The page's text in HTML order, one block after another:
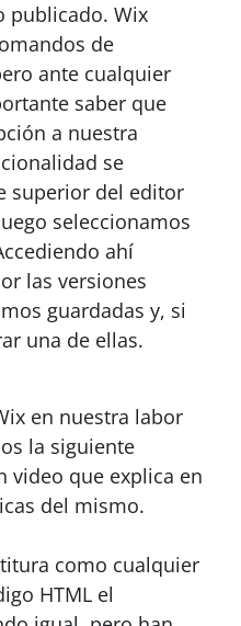
publicado. Wix
de
ante cualquier
saber que
a nuestra
se
superior del editor
seleccionamos
ahí
las versiones
guardadas y, si
una de ellas.
en nuestra labor
la siguiente
video que explica en
del mismo.
como cualquier
HTML el